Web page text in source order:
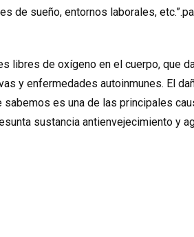
de sueño, entornos laborales, etc.”.
libres de oxígeno en el cuerpo, que
y enfermedades autoinmunes. El
es una de las principales
sustancia antienvejecimiento y